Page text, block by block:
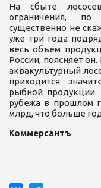
На сбыте
ограничения,
существенно не
уже три года
весь объем
России, поясняет
аквакультурный
приходится
рыбной продукции.
рубежа в прошлом
млрд, что больше
Коммерсантъ